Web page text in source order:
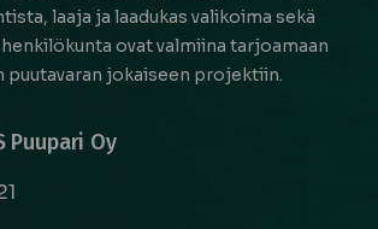
laaja ja laadukas valikoima sekä
ovat valmiina tarjoamaan
puutavaran jokaiseen projektiin.
Puupari Oy